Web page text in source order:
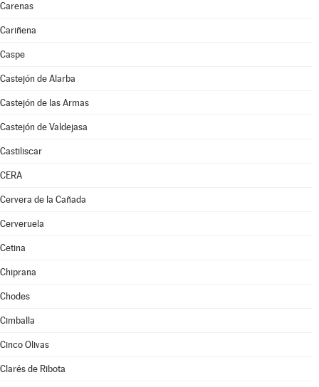
Carenas
Cariñena
Caspe
Castejón de Alarba
Castejón de las Armas
Castejón de Valdejasa
Castiliscar
CERA
Cervera de la Cañada
Cerveruela
Cetina
Chiprana
Chodes
Cimballa
Cinco Olivas
Clarés de Ribota